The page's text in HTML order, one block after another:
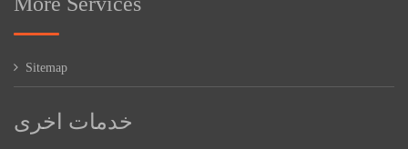
Sitemap
خدمات اخرى